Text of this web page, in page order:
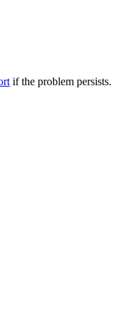
if the problem persists.